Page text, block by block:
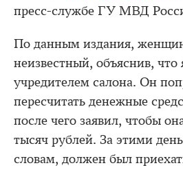
пресс-службе ГУ МВД
По данным издания,
неизвестный, объяснив, что
учредителем салона. Он
пересчитать денежные
после чего заявил, чтобы
тысяч рублей. За этими
словам, должен был